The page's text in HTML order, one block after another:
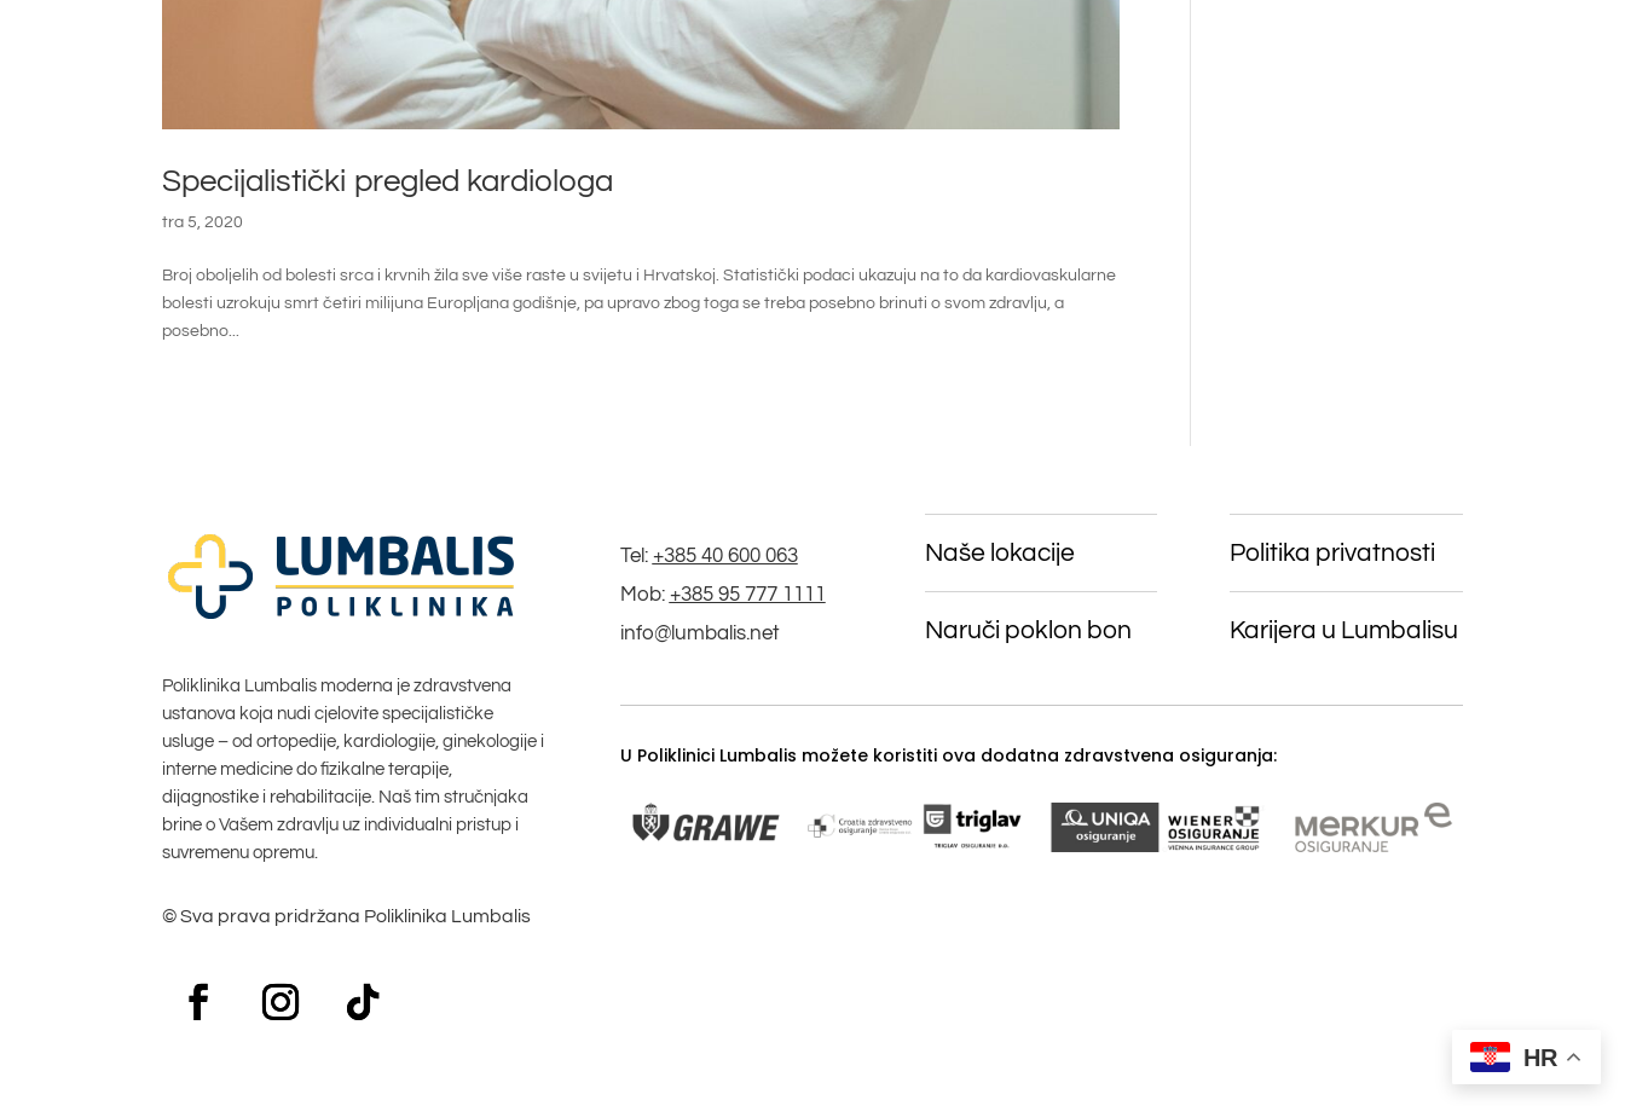
Specijalistički pregled kardiologa
tra 5, 2020
Broj oboljelih od bolesti srca i krvnih žila sve više raste u svijetu i Hrvatskoj. Statistički podaci ukazuju na to da kardiovaskularne
bolesti uzrokuju smrt četiri milijuna Europljana godišnje, pa upravo zbog toga se treba posebno brinuti o svom zdravlju, a
posebno...
Poliklinika Lumbalis moderna je zdravstvena
ustanova koja nudi cjelovite specijalističke
usluge – od ortopedije, kardiologije, ginekologije i
interne medicine do fizikalne terapije,
dijagnostike i rehabilitacije. Naš tim stručnjaka
brine o Vašem zdravlju uz individualni pristup i
suvremenu opremu.
© Sva prava pridržana Poliklinika Lumbalis
Tel: +385 40 600 063
Mob: +385 95 777 1111
info@lumbalis.net
Naše lokacije
Naruči poklon bon
Politika privatnosti
Karijera u Lumbalisu
U Poliklinici Lumbalis možete koristiti ova dodatna zdravstvena osiguranja:
HR